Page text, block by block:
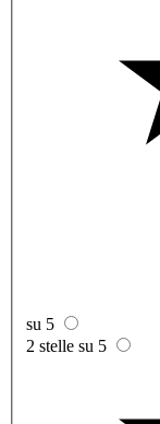
su 5
2 stelle su 5